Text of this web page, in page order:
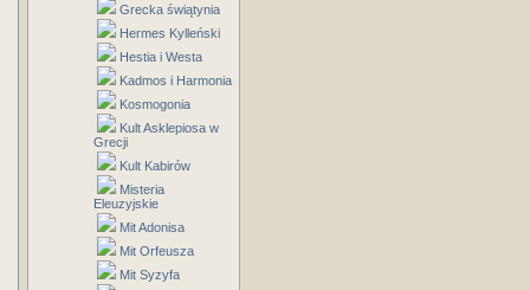
Grecka świątynia
Hermes Kylleński
Hestia i Westa
Kadmos i Harmonia
Kosmogonia
Kult Asklepiosa w
Grecji
Kult Kabirów
Misteria
Eleuzyjskie
Mit Adonisa
Mit Orfeusza
Mit Syzyfa